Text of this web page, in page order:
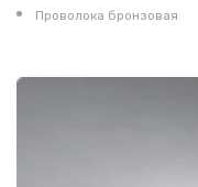
Проволока бронзовая